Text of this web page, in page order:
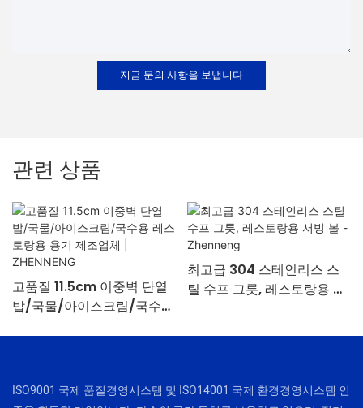
지금 문의 사항을 보냅니다
관련 상품
고품질 11.5cm 이중벽 단열
밥/국물/아이스크림/국수용
최고급 304 스테인리스 스
틸 수프 그릇, 레스토랑용 서
ISO9001 국제 품질경영시스템 및 ISO14001 국제 환경경영시스템 인